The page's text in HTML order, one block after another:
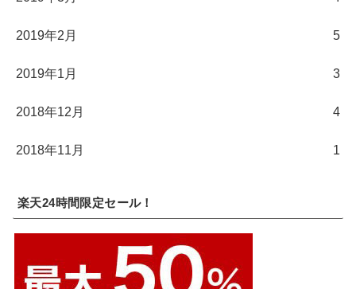
2019年2月 5
2019年1月 3
2018年12月 4
2018年11月 1
楽天24時間限定セール！